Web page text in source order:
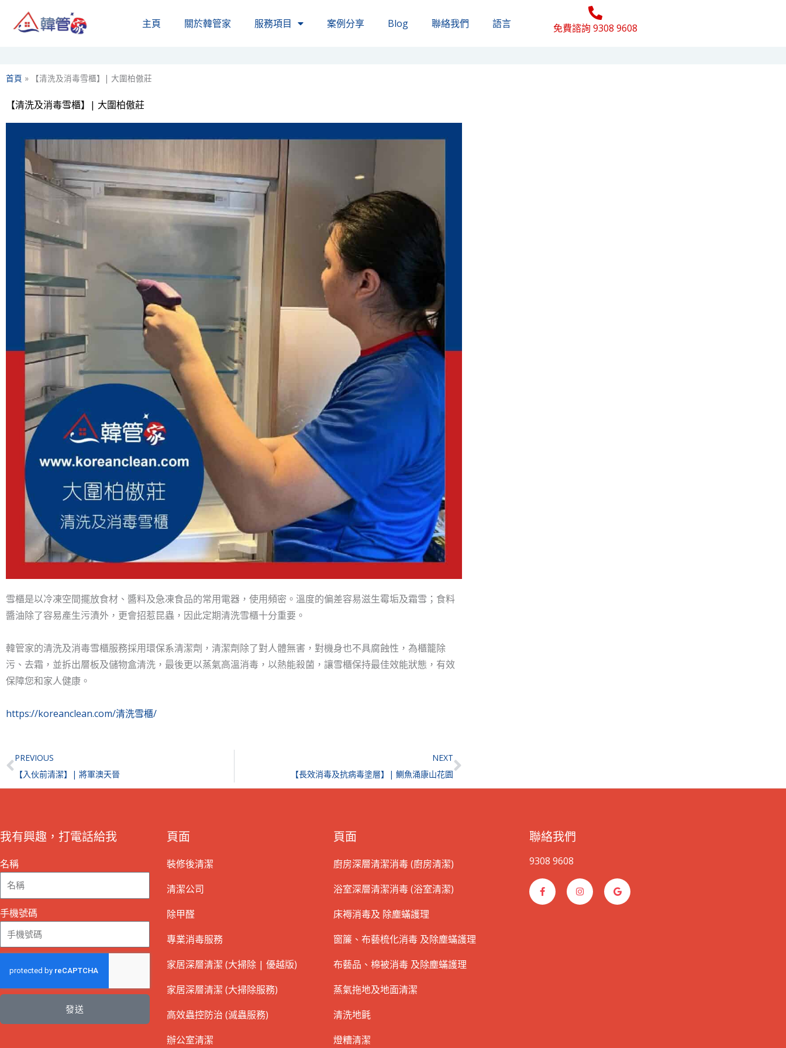
主頁 關於韓管家​ 服務項目 案例分享 Blog 聯絡我們 語言 免費諮詢 9308 9608
首頁 » 【清洗及消毒雪櫃】| 大圍柏傲莊
【清洗及消毒雪櫃】| 大圍柏傲莊
雪櫃是以冷凍空間擺放食材、醬料及急凍食品的常用電器，使用頻密。溫度的偏差容易滋生霉垢及霜雪；食料
醬油除了容易產生污漬外，更會招惹昆蟲，因此定期清洗雪櫃十分重要。
韓管家的清洗及消毒雪櫃服務採用環保系清潔劑，清潔劑除了對人體無害，對機身也不具腐蝕性，為櫃籠除
污、去霜，並拆出層板及儲物盒清洗，最後更以蒸氣高溫消毒，以熱能殺菌，讓雪櫃保持最佳效能狀態，有效
保障您和家人健康。
https://koreanclean.com/清洗雪櫃/
Prev
PREVIOUS
【入伙前清潔】| 將軍澳天晉
NEXT
【長效消毒及抗病毒塗層】| 鰂魚涌康山花園
Next
我有興趣，打電話給我
名稱
手機號碼
發送
頁面
裝修後清潔
清潔公司
除甲醛
專業消毒服務
家居深層清潔 (大掃除 | 優越版)
家居深層清潔 (大掃除服務)
高效蟲控防治 (滅蟲服務)
辦公室清潔
頁面
廚房深層清潔消毒 (廚房清潔)
浴室深層清潔消毒 (浴室清潔)
床褥消毒及 除塵蟎護理
窗簾、布藝梳化消毒 及除塵蟎護理
布藝品、棉被消毒 及除塵蟎護理
蒸氣拖地及地面清潔
清洗地氈
燈糟清潔
聯絡我們
9308 9608
F
a
c
e
I
n
t
G
o
o
g